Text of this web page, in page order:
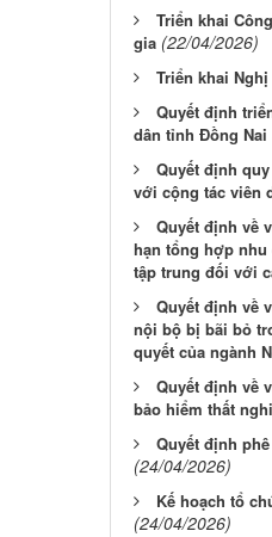
Triển khai
gia (22/04/2026)
Triển khai Nghị
Quyết định
dân tỉnh Đồng Nai
Quyết định
với cộng tác viên
Quyết định về
hạn tổng hợp nhu
tập trung đối với
Quyết định về
nội bộ bị bãi bỏ
quyết của ngành
Quyết định về
bảo hiểm thất
Quyết định
(24/04/2026)
Kế hoạch tổ
(24/04/2026)